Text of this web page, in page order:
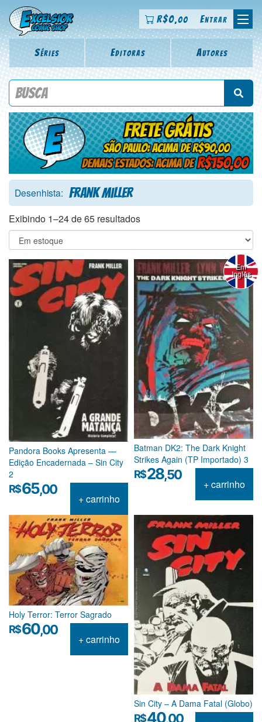
R$0,00 Entrar
Séries Editoras Autores
Procure por título da revista, personagem, série, escritor,
Desenhista: Frank Miller
Exibindo 1–24 de 65 resultados
Pandora Books Apresenta —
Edição Encadernada – Sin City
2
R$65,00
+ carrinho
Batman DK2: The Dark Knight
Strikes Again (TP Importado) 3
R$28,50
+ carrinho
Em
Inglês
Holy Terror: Terror Sagrado
R$60,00
+ carrinho
Sin City – A Dama Fatal (Globo)
R$40,00